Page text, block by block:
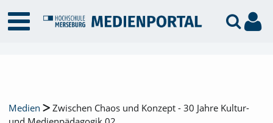
Medien
Zwischen Chaos und Konzept - 30 Jahre Kultur-